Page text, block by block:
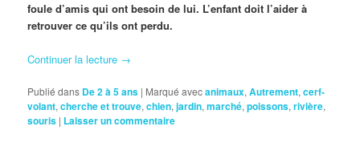
foule d’amis qui ont besoin de lui. L’enfant doit l’aider à
retrouver ce qu’ils ont perdu.
Continuer la lecture →
Publié dans De 2 à 5 ans | Marqué avecanimaux,Autrement,cerf-
volant,cherche et trouve,chien,jardin,marché,poissons,rivière,
souris | Laisser un commentaire